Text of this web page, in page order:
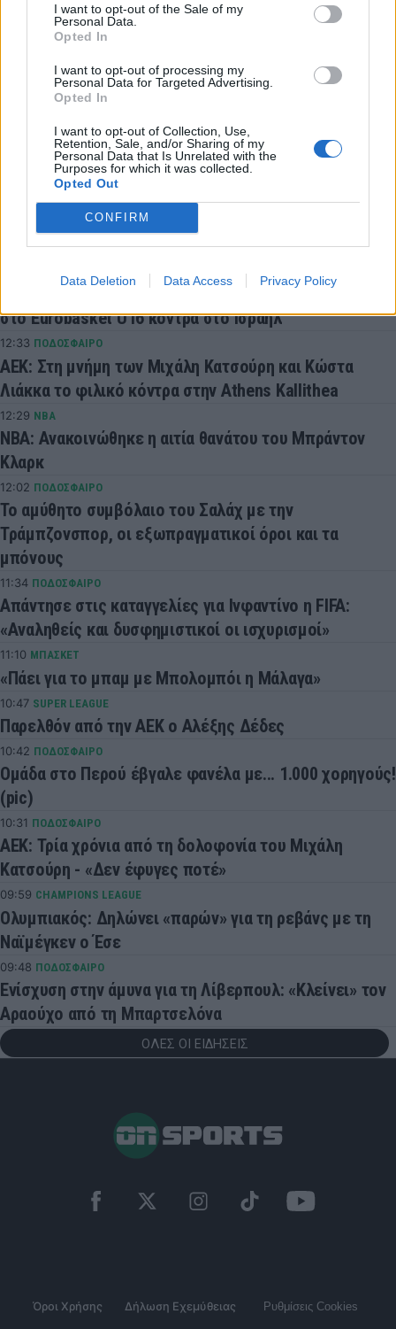
I want to opt-out of the Sale of my
Personal Data.
Opted In
I want to opt-out of processing my
Personal Data for Targeted Advertising.
Opted In
I want to opt-out of Collection, Use,
Retention, Sale, and/or Sharing of my
Personal Data that Is Unrelated with the
Purposes for which it was collected.
Opted Out
CONFIRM
Data Deletion Data Access Privacy Policy
COMMENTS
Συνδεθείτε για να σχολιάσετε
LATEST NEWS
SUPER LEAGUE 2
«Θωράκισε» τα μετόπισθεν με Ρισβάνη η ΑΕΛ
Live Streaming: Η δεύτερη «μάχη» της Εθνικής Παίδων
στο Eurobasket U16 κόντρα στο Ισραήλ
12:33 ΠΟΔΟΣΦΑΙΡΟ
ΑΕΚ: Στη μνήμη των Μιχάλη Κατσούρη και Κώστα
Λιάκκα το φιλικό κόντρα στην Athens Kallithea
12:29 NBA
ΝΒΑ: Ανακοινώθηκε η αιτία θανάτου του Μπράντον
Κλαρκ
12:02 ΠΟΔΟΣΦΑΙΡΟ
Το αμύθητο συμβόλαιο του Σαλάχ με την
Τράμπζονσπορ, οι εξωπραγματικοί όροι και τα
μπόνους
11:34 ΠΟΔΟΣΦΑΙΡΟ
Απάντησε στις καταγγελίες για Ινφαντίνο η FIFA:
«Αναληθείς και δυσφημιστικοί οι ισχυρισμοί»
11:10 ΜΠΑΣΚΕΤ
«Πάει για το μπαμ με Μπολομπόι η Μάλαγα»
10:47 SUPER LEAGUE
Παρελθόν από την ΑΕΚ ο Αλέξης Δέδες
10:42 ΠΟΔΟΣΦΑΙΡΟ
Ομάδα στο Περού έβγαλε φανέλα με... 1.000 χορηγούς!
(pic)
10:31 ΠΟΔΟΣΦΑΙΡΟ
ΑΕΚ: Τρία χρόνια από τη δολοφονία του Μιχάλη
Κατσούρη - «Δεν έφυγες ποτέ»
09:59 CHAMPIONS LEAGUE
Ολυμπιακός: Δηλώνει «παρών» για τη ρεβάνς με τη
Ναϊμέγκεν ο Έσε
09:48 ΠΟΔΟΣΦΑΙΡΟ
Ενίσχυση στην άμυνα για τη Λίβερπουλ: «Κλείνει» τον
Αραούχο από τη Μπαρτσελόνα
ΟΛΕΣ ΟΙ ΕΙΔΗΣΕΙΣ
Όροι Χρήσης Δήλωση Εχεμύθειας Ρυθμίσεις Cookies